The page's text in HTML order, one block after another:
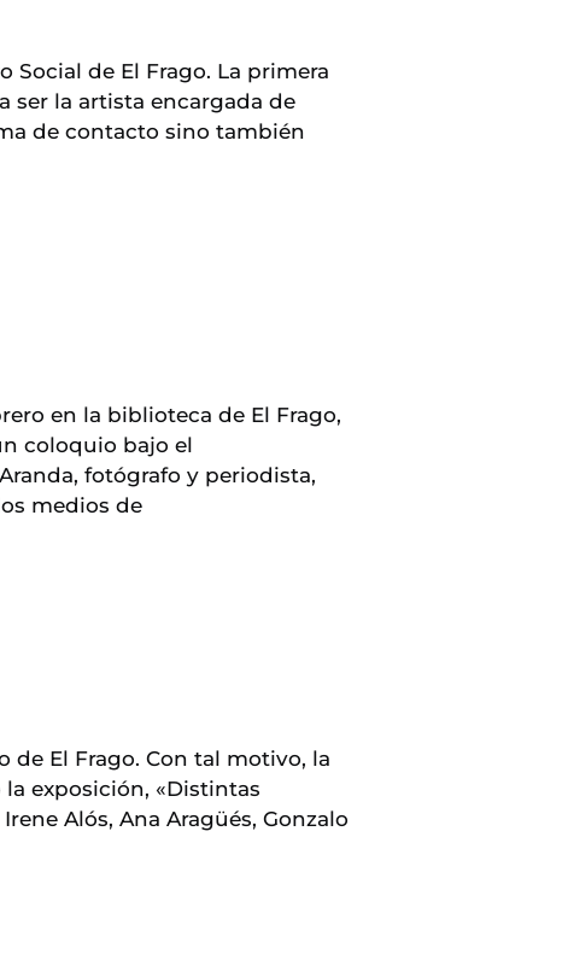
Social de El Frago. La primera
ser la artista encargada de
de contacto sino también
en la biblioteca de El Frago,
coloquio bajo el
fotógrafo y periodista,
medios de
de El Frago. Con tal motivo, la
exposición, «Distintas
Alós, Ana Aragüés, Gonzalo